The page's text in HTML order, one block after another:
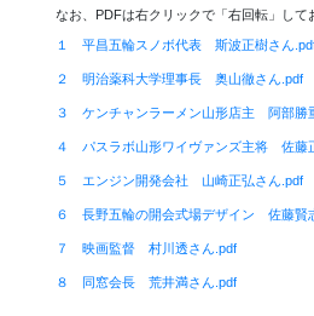
なお、PDFは右クリックで「右回転」して
１ 平昌五輪スノボ代表 斯波正樹さん
２ 明治薬科大学理事長 奥山徹さん.pdf
３ ケンチャンラーメン山形店主 阿部勝
４ パスラボ山形ワイヴァンズ主将 佐藤
５ エンジン開発会社 山崎正弘さん.pdf
６ 長野五輪の開会式場デザイン 佐藤賢
７ 映画監督 村川透さん.pdf
８ 同窓会長 荒井満さん.pdf